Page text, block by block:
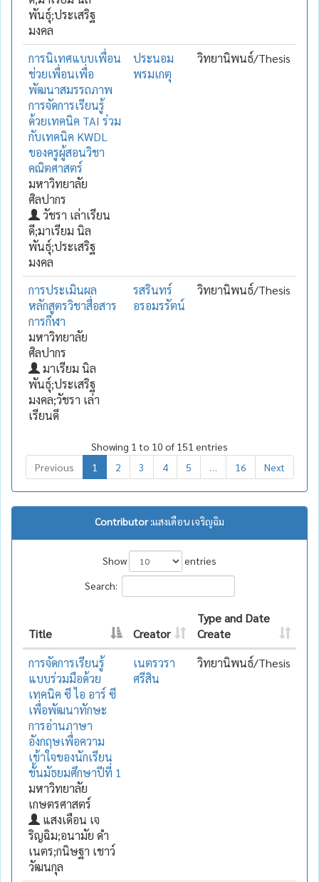
พันธุ์;ประเสริฐ
มงคล
การนิเทศแบบเพื่อน
ช่วยเพื่อนเพื่อ
พัฒนาสมรรถภาพ
การจัดการเรียนรู้
ด้วยเทคนิค TAI ร่วม
กับเทคนิค KWDL
ของครูผู้สอนวิชา
คณิตศาสตร์
มหาวิทยาลัย
ศิลปากร
วัชรา เล่าเรียน
ดี;มาเรียม นิล
พันธุ์;ประเสริฐ
มงคล
ประนอม
พรมเกตุ
วิทยานิพนธ์/Thesis
การประเมินผล
หลักสูตรวิชาสื่อสาร
การกีฬา
มหาวิทยาลัย
ศิลปากร
มาเรียม นิล
พันธุ์;ประเสริฐ
มงคล;วัชรา เล่า
เรียนดี
รสรินทร์
อรอมรรัตน์
วิทยานิพนธ์/Thesis
Showing 1 to 10 of 151 entries
Previous
1 2 3 4 5 16 Next
Contributor :แสงเดือน เจริญฉิม
Show
entries
Search:
Title Creator
Type and Date
Create
การจัดการเรียนรู้
แบบร่วมมือด้วย
เทคนิค ซี ไอ อาร์ ซี
เพื่อพัฒนาทักษะ
การอ่านภาษา
อังกฤษเพื่อความ
เข้าใจของนักเรียน
ชั้นมัธยมศึกษาปีที่ 1
มหาวิทยาลัย
เกษตรศาสตร์
แสงเดือน เจ
ริญฉิม;อนามัย ดำ
เนตร;กนิษฐา เชาว์
วัฒนกุล
เนตรวรา
ศรีสิน
วิทยานิพนธ์/Thesis